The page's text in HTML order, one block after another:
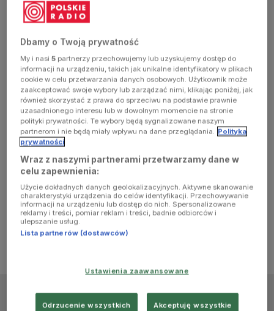
exception
has
occurred
(see the
browser
console for
more
information)
Dbamy o Twoją prywatność
My i nasi5 partnerzy przechowujemy lub uzyskujemy dostęp do
informacji na urządzeniu, takich jak unikalne identyfikatory w plikach
cookie w celu przetwarzania danych osobowych. Użytkownik może
zaakceptować swoje wybory lub zarządzać nimi, klikając poniżej, jak
również skorzystać z prawa do sprzeciwu na podstawie prawnie
uzasadnionego interesu lub w dowolnym momencie na stronie
polityki prywatności. Te wybory będą sygnalizowane naszym
partnerom i nie będą miały wpływu na dane przeglądania. Polityka
prywatności
Wraz z naszymi partnerami przetwarzamy dane w
celu zapewnienia:
Użycie dokładnych danych geolokalizacyjnych. Aktywne skanowanie
charakterystyki urządzenia do celów identyfikacji. Przechowywanie
informacji na urządzeniu lub dostęp do nich. Spersonalizowane
reklamy i treści, pomiar reklam i treści, badnie odbiorców i
ulepszanie usług.
Lista partnerów (dostawców)
Ustawienia zaawansowane
Odrzucenie wszystkich Akceptuję wszystkie